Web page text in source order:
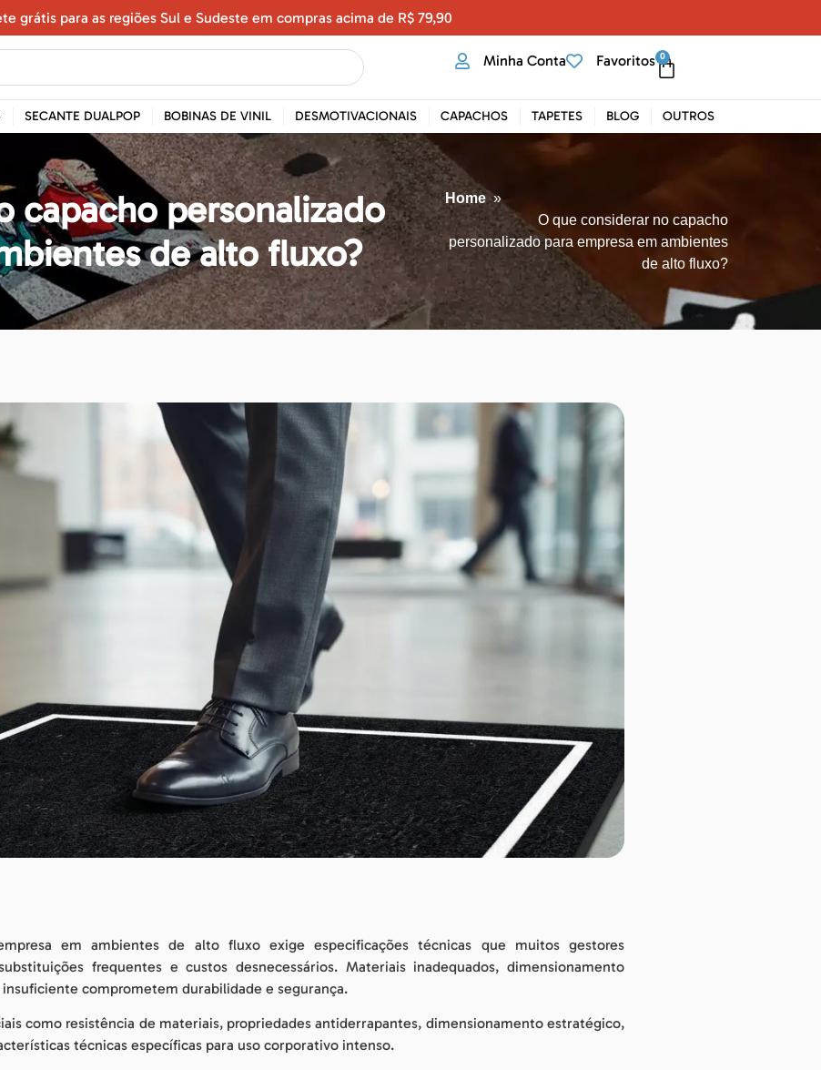
grátis para as regiões Sul e Sudeste em compras acima de R$ 79,90
Minha Conta Favoritos 0
SECANTE DUALPOP BOBINAS DE VINIL DESMOTIVACIONAIS CAPACHOS TAPETES BLOG OUTROS
capacho personalizado
de alto fluxo?
Home»
O que considerar no capacho
personalizado para empresa em ambientes
de alto fluxo?
em ambientes de alto fluxo exige especificações técnicas que muitos gestores
frequentes e custos desnecessários. Materiais inadequados, dimensionamento
comprometem durabilidade e segurança.
como resistência de materiais, propriedades antiderrapantes, dimensionamento estratégico,
técnicas específicas para uso corporativo intenso.